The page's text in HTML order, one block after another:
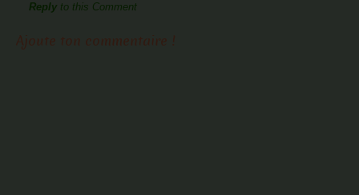
Reply to this Comment